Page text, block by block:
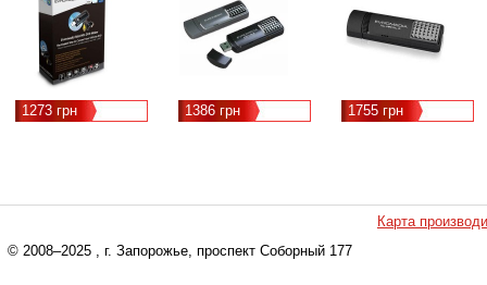
1273 грн 1386 грн 1755 грн
Карта
© 2008–2025 , г. Запорожье, проспект Соборный 177